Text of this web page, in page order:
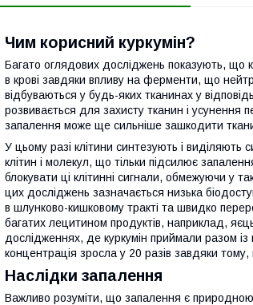
Чим корисний куркумін?
Багато оглядових досліджень показують, що
в крові завдяки впливу на ферменти, що
відбуваються у будь-яких тканинах у
розвивається для захисту тканин і
запалення може ще сильніше зашкодити
У цьому разі клітини синтезують і виділяють
клітин і молекул, що тільки підсилює
блокувати ці клітинні сигнали, обмежуючи у
цих досліджень зазначається низька
в шлунково-кишковому тракті та швидко
багатих лецитином продуктів, наприклад,
дослідженнях, де куркумін приймали разом
концентрація зросла у 20 разів завдяки
Наслідки запалення
Важливо розуміти, що запалення є природною